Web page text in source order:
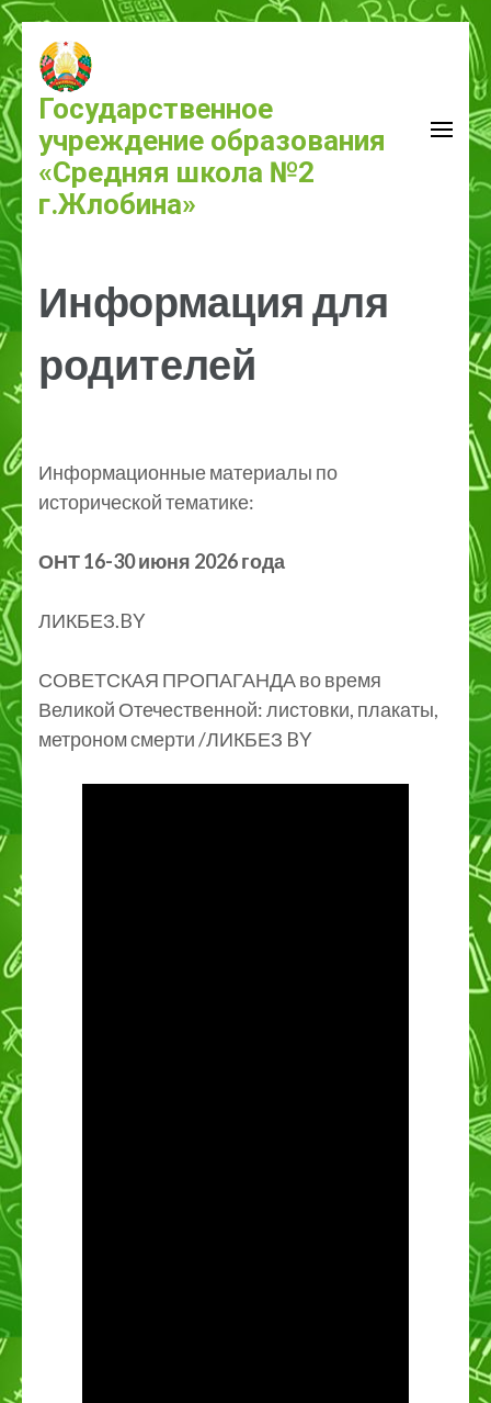
Государственное
учреждение образования
«Средняя школа №2
г.Жлобина»
Информация для
родителей
Информационные материалы по
исторической тематике:
ОНТ 16-30 июня 2026 года
ЛИКБЕЗ.BY
СОВЕТСКАЯ ПРОПАГАНДА во время
Великой Отечественной: листовки, плакаты,
метроном смерти /ЛИКБЕЗ BY